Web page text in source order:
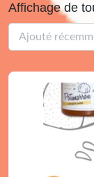
Affichage de